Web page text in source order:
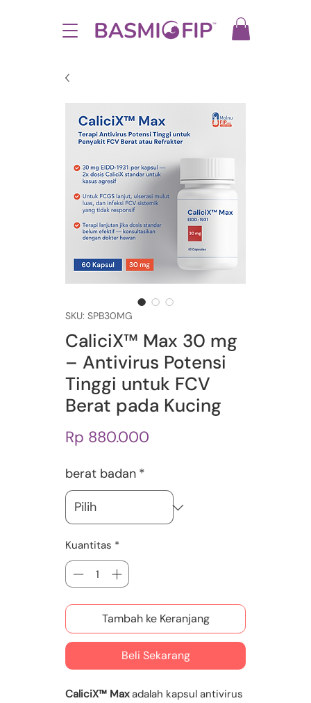
SKU: SPB30MG
CaliciX™ Max 30 mg
– Antivirus Potensi
Tinggi untuk FCV
Berat pada Kucing
Rp 880.000
berat badan *
Kuantitas *
Tambah ke Keranjang
Beli Sekarang
CaliciX™ Maxadalah kapsul antivirus